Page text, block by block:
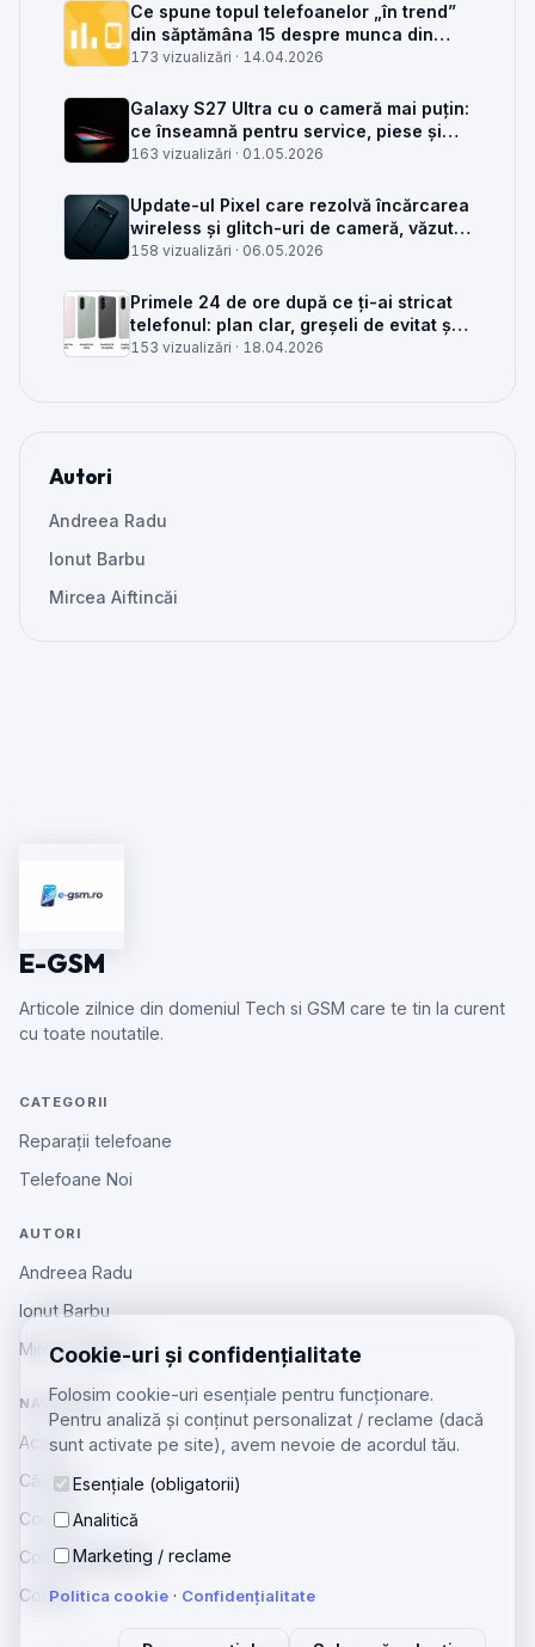
Cookie-uri și confidențialitate
Folosim cookie-uri esențiale pentru funcționare.
Pentru analiză și conținut personalizat / reclame (dacă
sunt activate pe site), avem nevoie de acordul tău.
Esențiale (obligatorii)
Analitică
Marketing / reclame
Politica cookie · Confidențialitate
Ce spune topul telefoanelor „în trend”
din săptămâna 15 despre munca din
service GSM
173 vizualizări · 14.04.2026
Galaxy S27 Ultra cu o cameră mai puțin:
ce înseamnă pentru service, piese și
client
163 vizualizări · 01.05.2026
Update-ul Pixel care rezolvă încărcarea
wireless și glitch-uri de cameră, văzut
din service
158 vizualizări · 06.05.2026
Primele 24 de ore după ce ți-ai stricat
telefonul: plan clar, greșeli de evitat și
când mai merită reparat
153 vizualizări · 18.04.2026
Autori
Andreea Radu
Ionut Barbu
Mircea Aiftincăi
E-GSM
Articole zilnice din domeniul Tech si GSM care te tin la curent
cu toate noutatile.
CATEGORII
Reparații telefoane
Telefoane Noi
AUTORI
Andreea Radu
Ionut Barbu
Mircea Aiftincăi
NAVIGARE
Acasă
Căutare
Contact
Confidențialitate
Cookie